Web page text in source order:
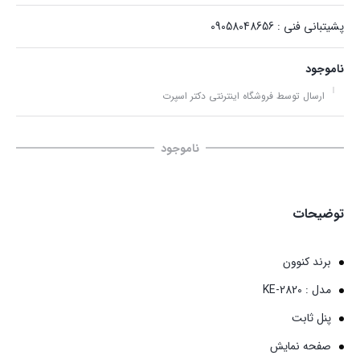
پشیتبانی فنی : 09058048656
ناموجود
ارسال توسط فروشگاه اینترنتی دکتر اسپرت
ناموجود
توضیحات
برند کنوون
مدل : KE-2820
پنل ثابت
صفحه نمایش